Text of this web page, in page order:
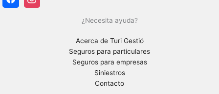
¿Necesita ayuda?
Acerca de Turi Gestió
Seguros para particulares
Seguros para empresas
Siniestros
Contacto